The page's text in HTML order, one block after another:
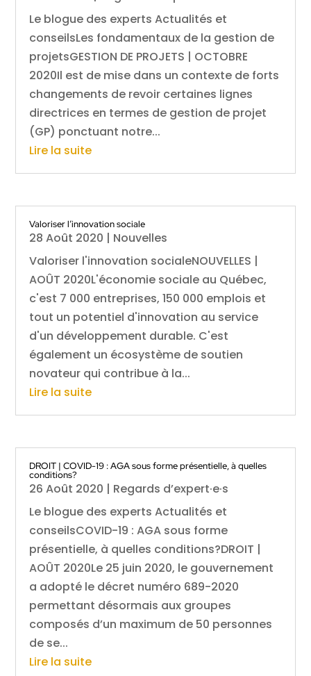
Le blogue des experts Actualités et
conseilsLes fondamentaux de la gestion de
projetsGESTION DE PROJETS | OCTOBRE
2020Il est de mise dans un contexte de forts
changements de revoir certaines lignes
directrices en termes de gestion de projet
(GP) ponctuant notre...
Lire la suite
Valoriser l’innovation sociale
28 Août 2020 | Nouvelles
Valoriser l'innovation socialeNOUVELLES |
AOÛT 2020L'économie sociale au Québec,
c'est 7 000 entreprises, 150 000 emplois et
tout un potentiel d'innovation au service
d'un développement durable. C'est
également un écosystème de soutien
novateur qui contribue à la...
Lire la suite
DROIT | COVID-19 : AGA sous forme présentielle, à quelles
conditions?
26 Août 2020 | Regards d’expert·e·s
Le blogue des experts Actualités et
conseilsCOVID-19 : AGA sous forme
présentielle, à quelles conditions?DROIT |
AOÛT 2020Le 25 juin 2020, le gouvernement
a adopté le décret numéro 689-2020
permettant désormais aux groupes
composés d’un maximum de 50 personnes
de se...
Lire la suite